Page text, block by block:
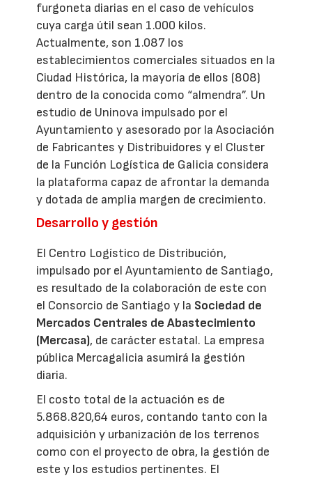
furgoneta diarias en el caso de vehículos
cuya carga útil sean 1.000 kilos.
Actualmente, son 1.087 los
establecimientos comerciales situados en la
Ciudad Histórica, la mayoría de ellos (808)
dentro de la conocida como “almendra”. Un
estudio de Uninova impulsado por el
Ayuntamiento y asesorado por la Asociación
de Fabricantes y Distribuidores y el Cluster
de la Función Logística de Galicia considera
la plataforma capaz de afrontar la demanda
y dotada de amplia margen de crecimiento.
Desarrollo y gestión
El Centro Logístico de Distribución,
impulsado por el Ayuntamiento de Santiago,
es resultado de la colaboración de este con
el Consorcio de Santiago y la Sociedad de
Mercados Centrales de Abastecimiento
(Mercasa), de carácter estatal. La empresa
pública Mercagalicia asumirá la gestión
diaria.
El costo total de la actuación es de
5.868.820,64 euros, contando tanto con la
adquisición y urbanización de los terrenos
como con el proyecto de obra, la gestión de
este y los estudios pertinentes. El